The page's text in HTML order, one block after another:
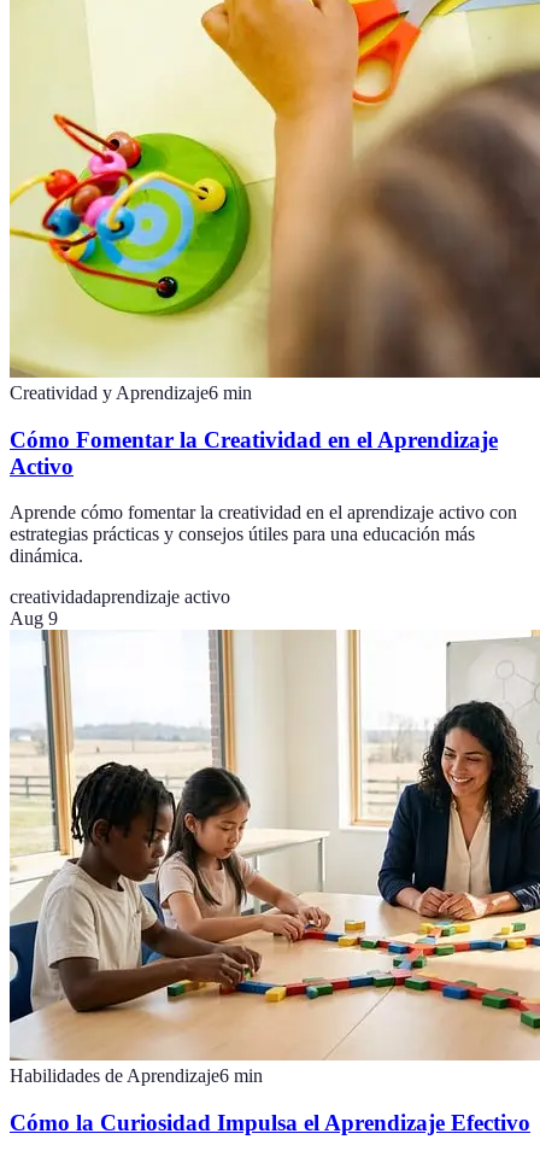
Creatividad y Aprendizaje6 min
Cómo Fomentar la Creatividad en el Aprendizaje
Activo
Aprende cómo fomentar la creatividad en el aprendizaje activo con
estrategias prácticas y consejos útiles para una educación más
dinámica.
creatividadaprendizaje activo
Aug 9
Habilidades de Aprendizaje6 min
Cómo la Curiosidad Impulsa el Aprendizaje Efectivo